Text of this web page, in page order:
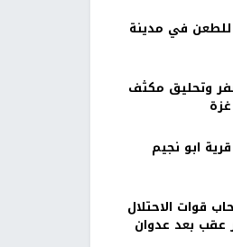
للطعن في مدينة
وتحليق مكثف
ابو نجيم
قوات الاحتلال
عقب بعد عدوان